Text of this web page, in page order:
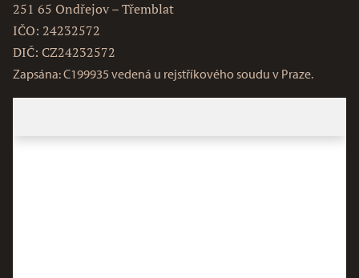
251 65 Ondřejov – Třemblat
IČO: 24232572
DIČ: CZ24232572
Zapsána: C199935 vedená u rejstříkového soudu v Praze.